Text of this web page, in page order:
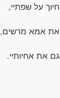
חיוך על שפתיי,
את אמא מרשים,
גם את אחיותיי.